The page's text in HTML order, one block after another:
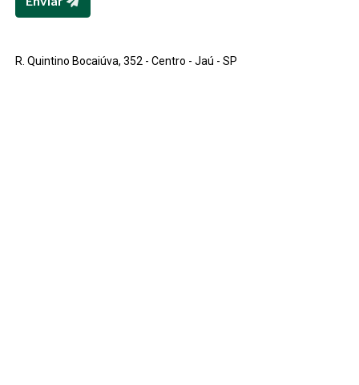
R. Quintino Bocaiúva, 352 - Centro - Jaú - SP